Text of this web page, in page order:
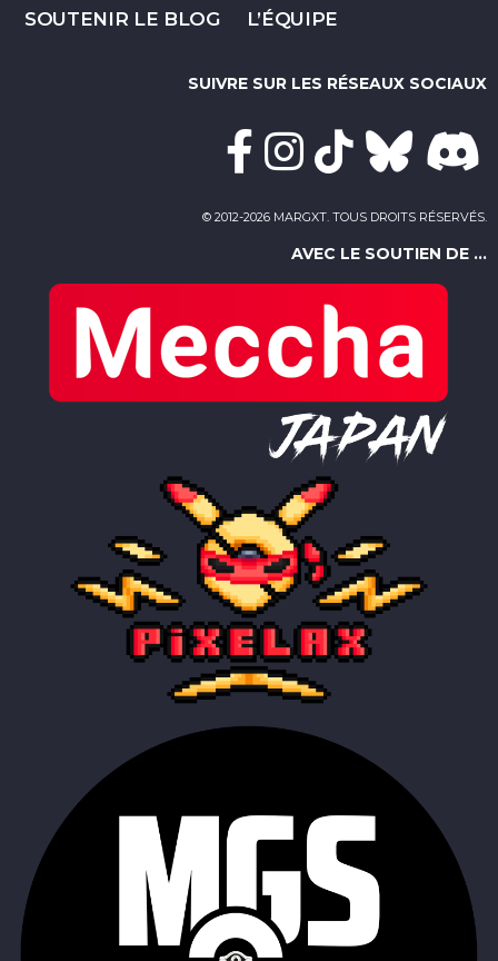
SOUTENIR LE BLOG L’ÉQUIPE
SUIVRE SUR LES RÉSEAUX SOCIAUX
© 2012-2026 MARGXT. TOUS DROITS RÉSERVÉS.
AVEC LE SOUTIEN DE ...